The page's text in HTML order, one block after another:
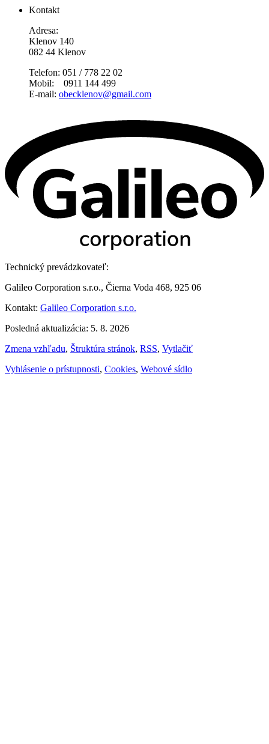
Kontakt
Adresa:
Klenov 140
082 44 Klenov
Telefon: 051 / 778 22 02
Mobil: 0911 144 499
E-mail: obecklenov@gmail.com
Technický prevádzkovateľ:
Galileo Corporation s.r.o., Čierna Voda 468, 925 06
Kontakt: Galileo Corporation s.r.o.
Posledná aktualizácia: 5. 8. 2026
Zmena vzhľadu, Štruktúra stránok, RSS, Vytlačiť
Vyhlásenie o prístupnosti, Cookies, Webové sídlo